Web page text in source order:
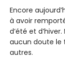
Encore
à avoir
d’été et
aucun doute le
autres.